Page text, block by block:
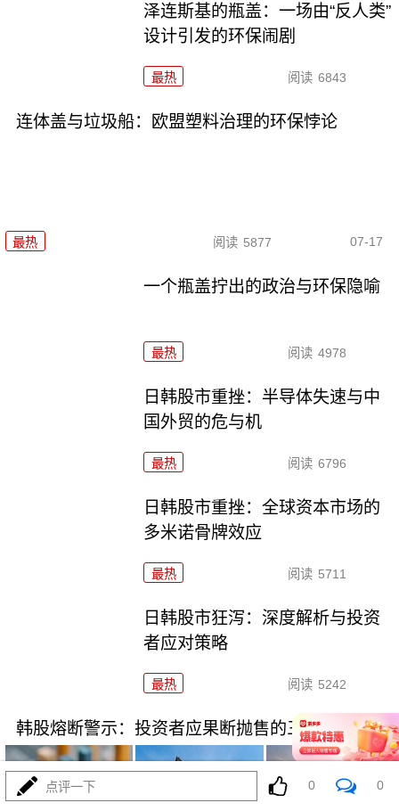
泽连斯基的瓶盖：一场由“反人类”
设计引发的环保闹剧
最热 阅读 6843
连体盖与垃圾船：欧盟塑料治理的环保悖论
最热 阅读 5877 07-17
一个瓶盖拧出的政治与环保隐喻
最热 阅读 4978
日韩股市重挫：半导体失速与中
国外贸的危与机
最热 阅读 6796
日韩股市重挫：全球资本市场的
多米诺骨牌效应
最热 阅读 5711
日韩股市狂泻：深度解析与投资
者应对策略
最热 阅读 5242
韩股熔断警示：投资者应果断抛售的三类高危资产
点评一下 0 0